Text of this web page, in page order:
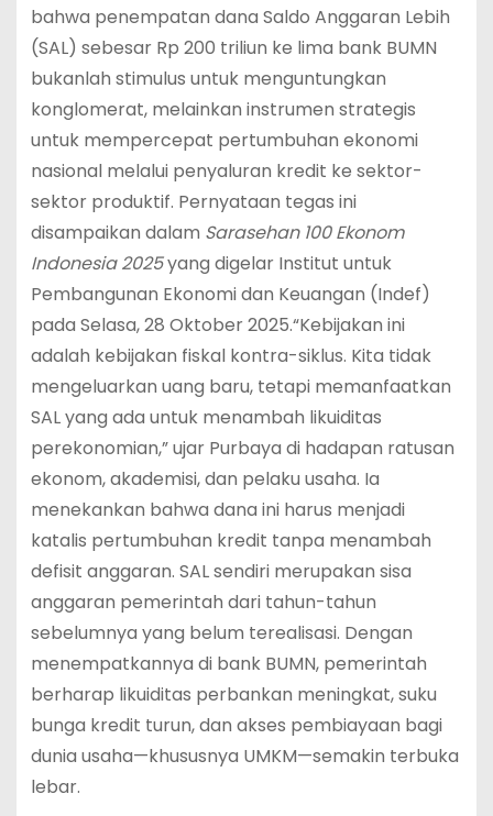
bahwa penempatan dana Saldo Anggaran Lebih
(SAL) sebesar Rp 200 triliun ke lima bank BUMN
bukanlah stimulus untuk menguntungkan
konglomerat, melainkan instrumen strategis
untuk mempercepat pertumbuhan ekonomi
nasional melalui penyaluran kredit ke sektor-
sektor produktif. Pernyataan tegas ini
disampaikan dalam Sarasehan 100 Ekonom
Indonesia 2025yang digelar Institut untuk
Pembangunan Ekonomi dan Keuangan (Indef)
pada Selasa, 28 Oktober 2025.“Kebijakan ini
adalah kebijakan fiskal kontra-siklus. Kita tidak
mengeluarkan uang baru, tetapi memanfaatkan
SAL yang ada untuk menambah likuiditas
perekonomian,” ujar Purbaya di hadapan ratusan
ekonom, akademisi, dan pelaku usaha. Ia
menekankan bahwa dana ini harus menjadi
katalis pertumbuhan kredit tanpa menambah
defisit anggaran. SAL sendiri merupakan sisa
anggaran pemerintah dari tahun-tahun
sebelumnya yang belum terealisasi. Dengan
menempatkannya di bank BUMN, pemerintah
berharap likuiditas perbankan meningkat, suku
bunga kredit turun, dan akses pembiayaan bagi
dunia usaha—khususnya UMKM—semakin terbuka
lebar.